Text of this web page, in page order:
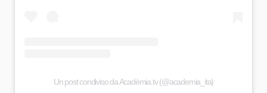
Un post condiviso da Acadèmia.tv (@academia_ita)